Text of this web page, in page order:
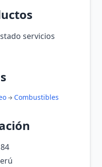
servicios
Combustibles